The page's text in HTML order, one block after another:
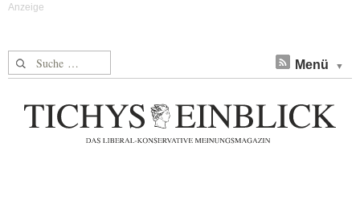
Suche nach: Menü